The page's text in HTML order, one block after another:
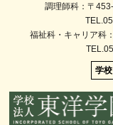
調理師科：〒
福祉科・キャリア科
学